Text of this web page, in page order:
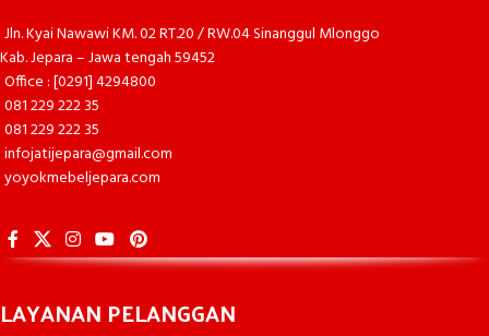
Jln. Kyai Nawawi KM. 02 RT.20 / RW.04 Sinanggul Mlonggo
Kab. Jepara – Jawa tengah 59452
Office : [0291] 4294800
081 229 222 35
081 229 222 35
infojatijepara@gmail.com
yoyokmebeljepara.com
LAYANAN PELANGGAN